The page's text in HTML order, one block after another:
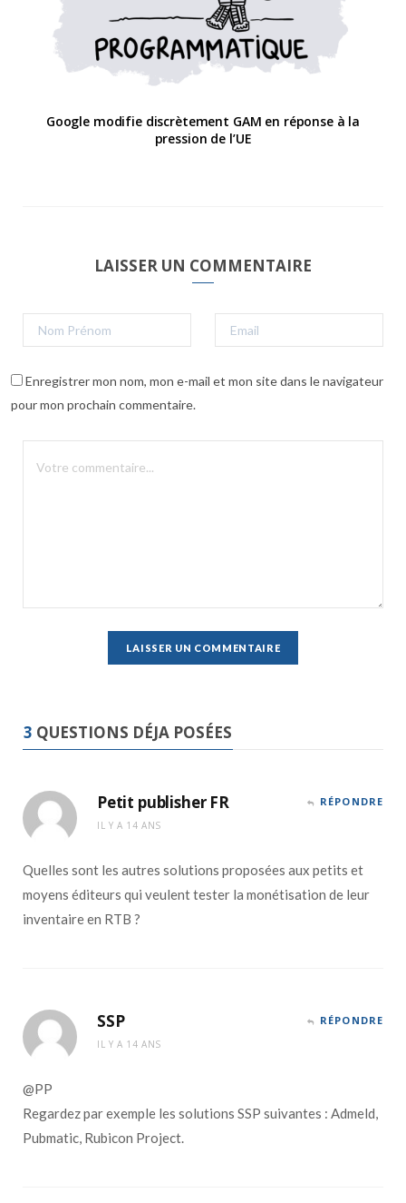
Google modifie discrètement GAM en réponse à la
pression de l’UE
LAISSER UN COMMENTAIRE
Enregistrer mon nom, mon e-mail et mon site dans le navigateur
pour mon prochain commentaire.
3 QUESTIONS DÉJA POSÉES
Petit publisher FR
IL Y A 14 ANS
RÉPONDRE
Quelles sont les autres solutions proposées aux petits et
moyens éditeurs qui veulent tester la monétisation de leur
inventaire en RTB ?
SSP
IL Y A 14 ANS
RÉPONDRE
@PP
Regardez par exemple les solutions SSP suivantes : Admeld,
Pubmatic, Rubicon Project.